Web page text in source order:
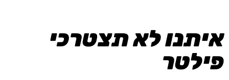
איתנו לא תצטרכי
פילטר